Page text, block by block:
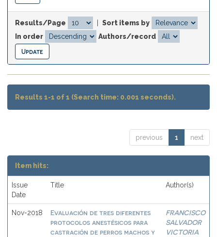
Results/Page
Sort items by
In order
Authors/record
Results 1-1 of 1 (Search time: 0.001 seconds).
previous 1 next
Item hits:
Issue
Date
Title Author(s)
Nov-2018
Evaluación de tres diferentes
protocolos anestésicos para
castración de perros machos y
FRANCISCO
SALVADOR
VICTORIA